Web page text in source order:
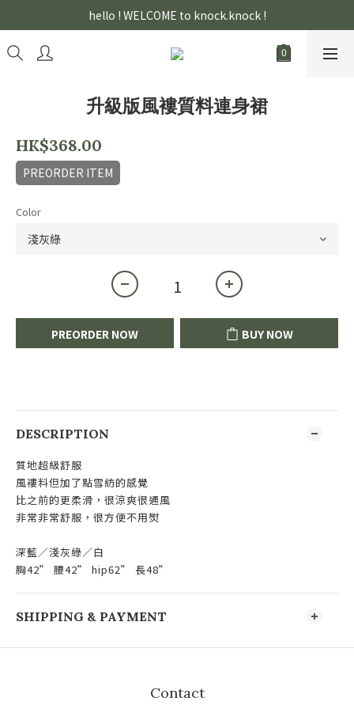
hello ! WELCOME to knock.knock !
升級版風褸質料連身裙
HK$368.00
PREORDER ITEM
Color
PREORDER NOW BUY NOW
DESCRIPTION
質地超級舒服
風褸料但加了點雪紡的感覺
比之前的更柔滑， 很涼爽很通風
非常非常舒服，很方便不用熨
深藍／淺灰綠／白
胸42” 腰42” hip62” 長48”
SHIPPING & PAYMENT
Contact